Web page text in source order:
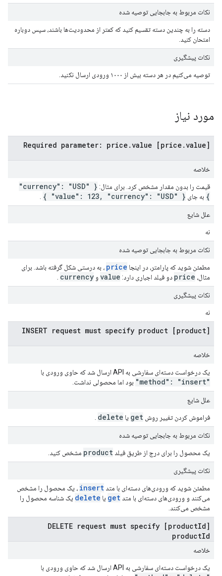
نکات مربوط به جابجایی توصیه شده
دسته را به چندین دسته تقسیم کنید که کمتر از محدودیت‌ها باشند، سپس دوباره
امتحان کنید.
نکات پیشگیری
توصیه می‌کنیم در هر دسته بیش از ۱۰۰۰ ورودی ارسال نکنید.
مورد نیاز
[price.value] Required parameter: price.value
خلاصه
قیمت را بدون مقدار مشخص کرد. برای مثال:
{ "currency": "USD"
} به جای { "value": 123
, "currency": "USD" }
علل شایع
نه
نکات مربوط به جابجایی توصیه شده
مطمئن شوید که پارامتر، در اینجا price ، به درستی شکل گرفته باشد. برای
مثال، price دو فیلد اجباری دارد: value و currency
نکات پیشگیری
نه
[product] INSERT request must specify product
خلاصه
یک درخواست دسته‌ای سفارشی به API ارسال شد که حاوی ورودی با
"method": "insert" بود اما محصولی نداشت.
علل شایع
فراموش کردن تغییر روش get یا delete
نکات مربوط به جابجایی توصیه شده
یک محصول را برای درج از طریق فیلد product مشخص کنید.
نکات پیشگیری
مطمئن شوید که ورودی‌های دسته‌ای با متد insert ، یک محصول را مشخص
می‌کنند و ورودی‌های دسته‌ای با متد get یا delete یک شناسه محصول را
مشخص می‌کنند.
[productId] DELETE request must specify
productId
خلاصه
یک درخواست دسته‌ای سفارشی به API ارسال شد که حاوی ورودی با